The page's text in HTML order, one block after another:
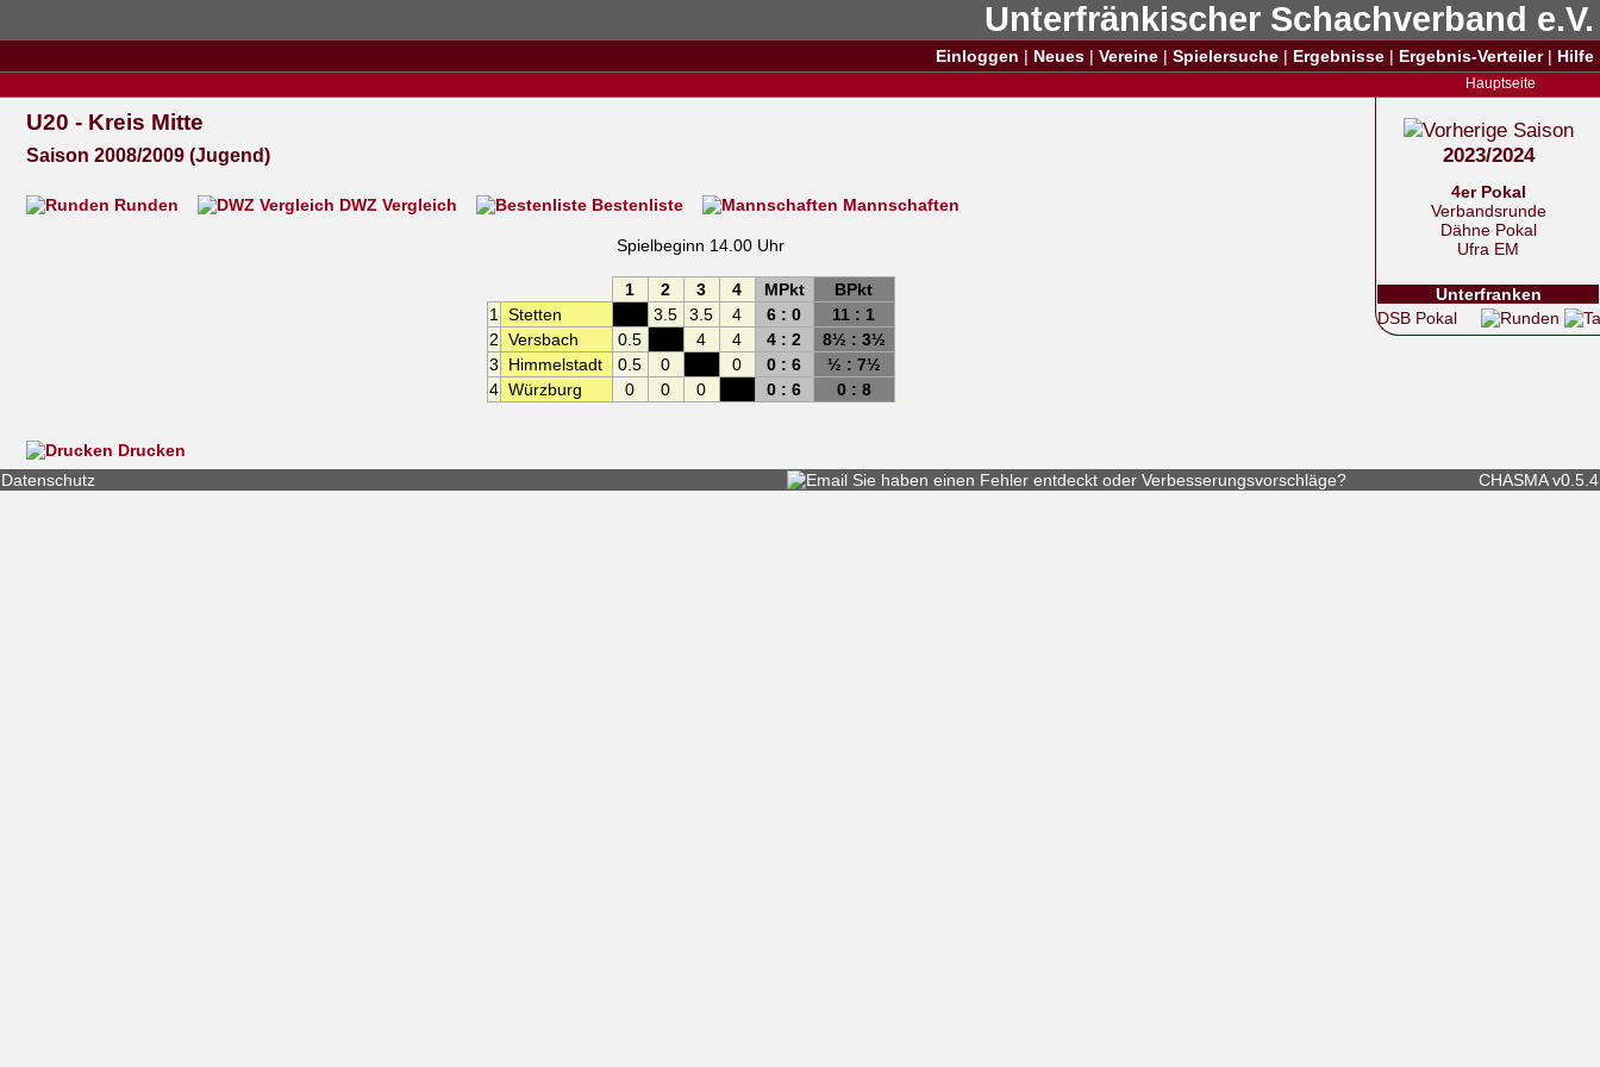
Unterfränkischer Schachverband e.V.
Einloggen | Neues | Vereine | Spielersuche | Ergebnisse | Ergebnis-Verteiler| Hilfe
Hauptseite
2023/2024
4er Pokal
Verbandsrunde
Dähne Pokal
Ufra EM
Unterfranken
DSB Pokal
U20 - Kreis Mitte
Saison 2008/2009 (Jugend)
Runden DWZ Vergleich Bestenliste Mannschaften
Spielbeginn 14.00 Uhr
1 2 3 4 MPkt
BPkt
1
Stetten 3.5 3.5 4 6 : 0
11 : 1
2 Versbach 0.5 4 4 4 : 2
8½ : 3½
3
Himmelstadt 0.5 0 0 0 : 6
½ : 7½
4 Würzburg 0 0 0 0 : 6 0 : 8
Drucken
Datenschutz
Sie haben einen Fehler entdeckt oder Verbesserungsvorschläge? CHASMA v0.5.4